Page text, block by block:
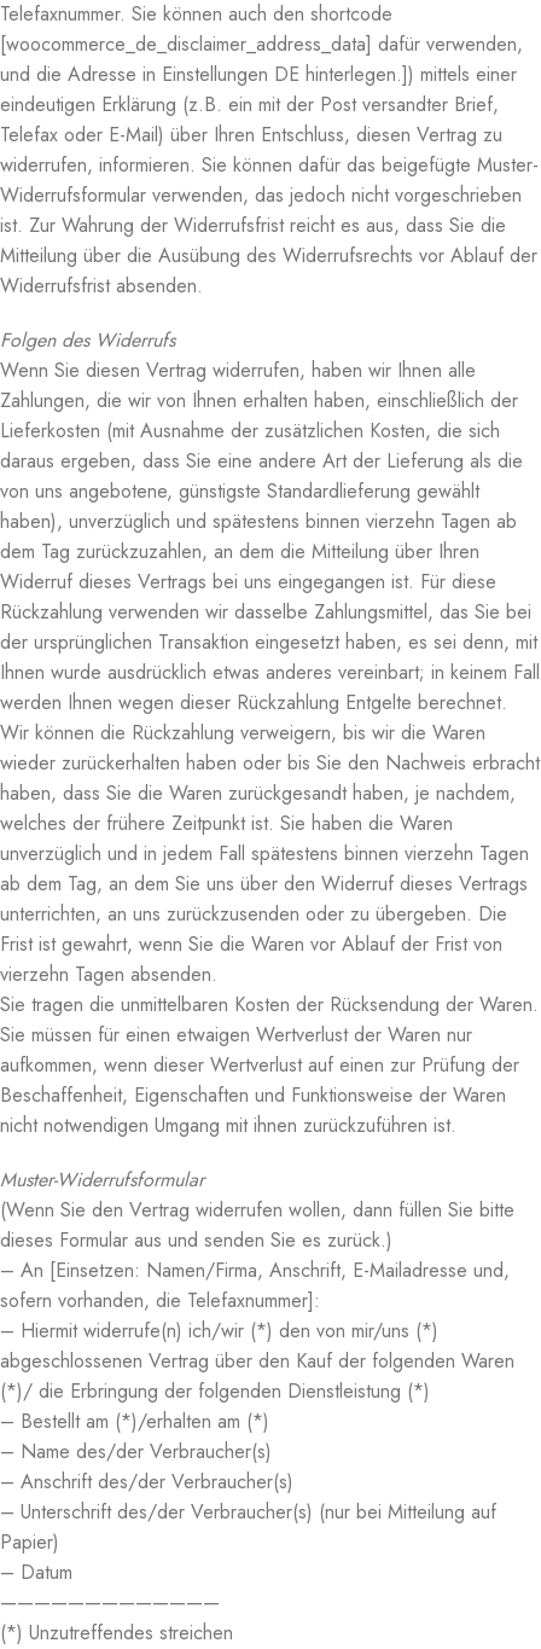
Telefaxnummer. Sie können auch den shortcode
[woocommerce_de_disclaimer_address_data] dafür verwenden,
und die Adresse in Einstellungen DE hinterlegen.]) mittels einer
eindeutigen Erklärung (z.B. ein mit der Post versandter Brief,
Telefax oder E-Mail) über Ihren Entschluss, diesen Vertrag zu
widerrufen, informieren. Sie können dafür das beigefügte Muster-
Widerrufsformular verwenden, das jedoch nicht vorgeschrieben
ist. Zur Wahrung der Widerrufsfrist reicht es aus, dass Sie die
Mitteilung über die Ausübung des Widerrufsrechts vor Ablauf der
Widerrufsfrist absenden.
Folgen des Widerrufs
Wenn Sie diesen Vertrag widerrufen, haben wir Ihnen alle
Zahlungen, die wir von Ihnen erhalten haben, einschließlich der
Lieferkosten (mit Ausnahme der zusätzlichen Kosten, die sich
daraus ergeben, dass Sie eine andere Art der Lieferung als die
von uns angebotene, günstigste Standardlieferung gewählt
haben), unverzüglich und spätestens binnen vierzehn Tagen ab
dem Tag zurückzuzahlen, an dem die Mitteilung über Ihren
Widerruf dieses Vertrags bei uns eingegangen ist. Für diese
Rückzahlung verwenden wir dasselbe Zahlungsmittel, das Sie bei
der ursprünglichen Transaktion eingesetzt haben, es sei denn, mit
Ihnen wurde ausdrücklich etwas anderes vereinbart; in keinem Fall
werden Ihnen wegen dieser Rückzahlung Entgelte berechnet.
Wir können die Rückzahlung verweigern, bis wir die Waren
wieder zurückerhalten haben oder bis Sie den Nachweis erbracht
haben, dass Sie die Waren zurückgesandt haben, je nachdem,
welches der frühere Zeitpunkt ist. Sie haben die Waren
unverzüglich und in jedem Fall spätestens binnen vierzehn Tagen
ab dem Tag, an dem Sie uns über den Widerruf dieses Vertrags
unterrichten, an uns zurückzusenden oder zu übergeben. Die
Frist ist gewahrt, wenn Sie die Waren vor Ablauf der Frist von
vierzehn Tagen absenden.
Sie tragen die unmittelbaren Kosten der Rücksendung der Waren.
Sie müssen für einen etwaigen Wertverlust der Waren nur
aufkommen, wenn dieser Wertverlust auf einen zur Prüfung der
Beschaffenheit, Eigenschaften und Funktionsweise der Waren
nicht notwendigen Umgang mit ihnen zurückzuführen ist.
Muster-Widerrufsformular
(Wenn Sie den Vertrag widerrufen wollen, dann füllen Sie bitte
dieses Formular aus und senden Sie es zurück.)
– An [Einsetzen: Namen/Firma, Anschrift, E-Mailadresse und,
sofern vorhanden, die Telefaxnummer]:
– Hiermit widerrufe(n) ich/wir (*) den von mir/uns (*)
abgeschlossenen Vertrag über den Kauf der folgenden Waren
(*)/ die Erbringung der folgenden Dienstleistung (*)
– Bestellt am (*)/erhalten am (*)
– Name des/der Verbraucher(s)
– Anschrift des/der Verbraucher(s)
– Unterschrift des/der Verbraucher(s) (nur bei Mitteilung auf
Papier)
– Datum
—————————————
(*) Unzutreffendes streichen